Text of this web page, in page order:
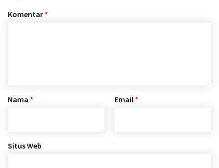
Komentar *
Nama * Email *
Situs Web